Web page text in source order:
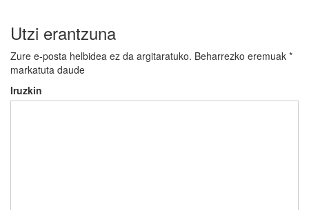
Utzi erantzuna
Zure e-posta helbidea ez da argitaratuko. Beharrezko eremuak *
markatuta daude
Iruzkin